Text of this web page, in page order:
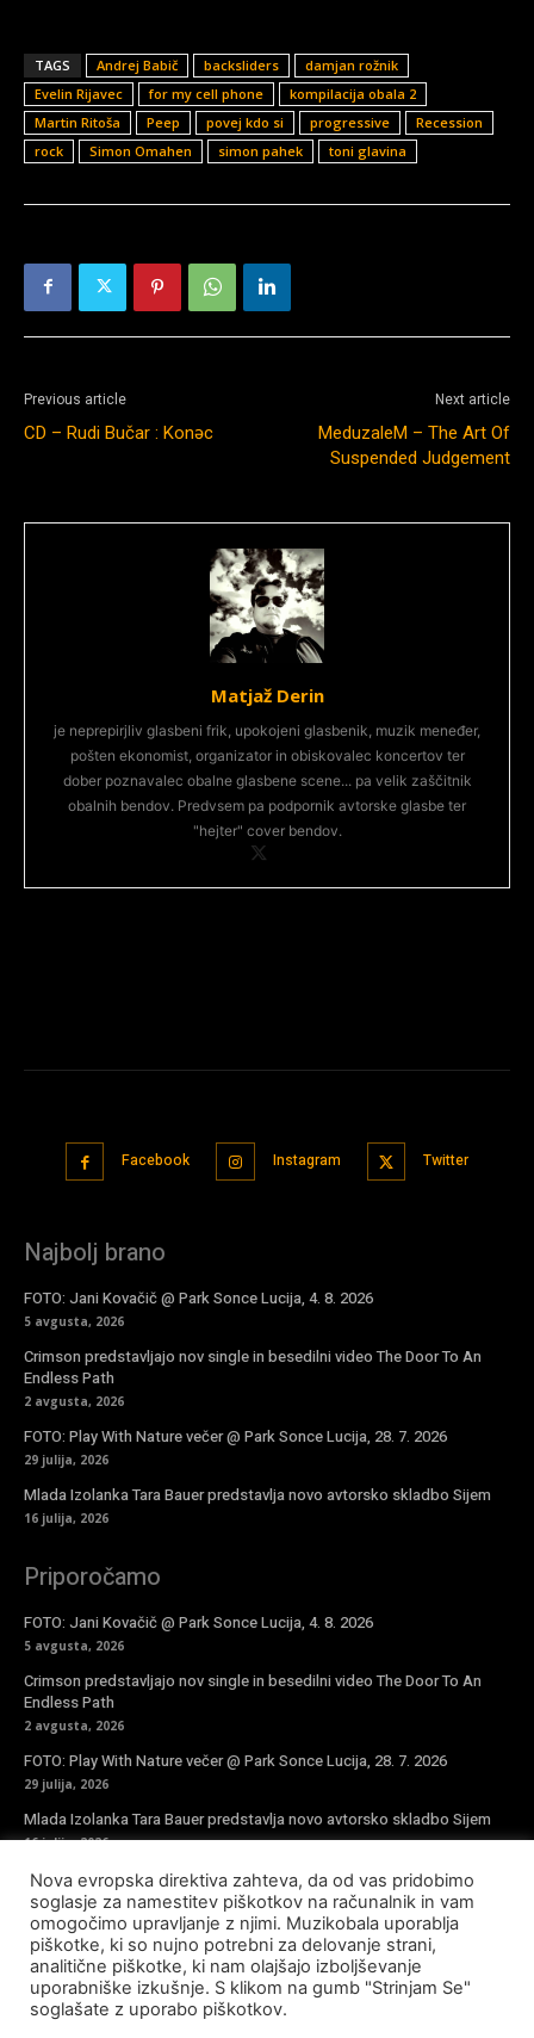
TAGS Andrej Babič backsliders
damjan rožnik
Evelin Rijavec
for my cell phone
kompilacija obala 2
Martin Ritoša
Peep povej kdo si progressive
Recession
rock
Simon Omahen simon pahek toni glavina
Previous article
CD – Rudi Bučar : Konəc
Next article
MeduzaleM – The Art Of
Suspended Judgement
Matjaž Derin
je neprepirjliv glasbeni frik, upokojeni glasbenik, muzik meneđer,
pošten ekonomist, organizator in obiskovalec koncertov ter
dober poznavalec obalne glasbene scene... pa velik zaščitnik
obalnih bendov. Predvsem pa podpornik avtorske glasbe ter
"hejter" cover bendov.
Facebook Instagram Twitter
Najbolj brano
FOTO: Jani Kovačič @ Park Sonce Lucija, 4. 8. 2026
5 avgusta, 2026
Crimson predstavljajo nov single in besedilni video The Door To An
Endless Path
2 avgusta, 2026
FOTO: Play With Nature večer @ Park Sonce Lucija, 28. 7. 2026
29 julija, 2026
Mlada Izolanka Tara Bauer predstavlja novo avtorsko skladbo Sijem
16 julija, 2026
Priporočamo
FOTO: Jani Kovačič @ Park Sonce Lucija, 4. 8. 2026
5 avgusta, 2026
Crimson predstavljajo nov single in besedilni video The Door To An
Endless Path
2 avgusta, 2026
FOTO: Play With Nature večer @ Park Sonce Lucija, 28. 7. 2026
29 julija, 2026
Mlada Izolanka Tara Bauer predstavlja novo avtorsko skladbo Sijem
16 julija, 2026
Vpiši se v novičke
Nova evropska direktiva zahteva, da od vas pridobimo
soglasje za namestitev piškotkov na računalnik in vam
omogočimo upravljanje z njimi. Muzikobala uporablja
piškotke, ki so nujno potrebni za delovanje strani,
analitične piškotke, ki nam olajšajo izboljševanje
uporabniške izkušnje. S klikom na gumb "Strinjam Se"
soglašate z uporabo piškotkov.